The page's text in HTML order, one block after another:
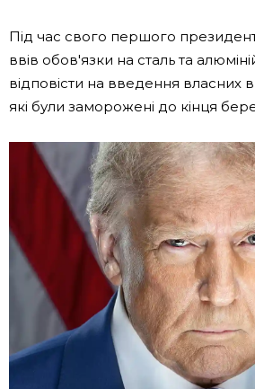
Під час свого першого
ввів обов'язки на сталь та
відповісти на введення власних
які були заморожені до кінця